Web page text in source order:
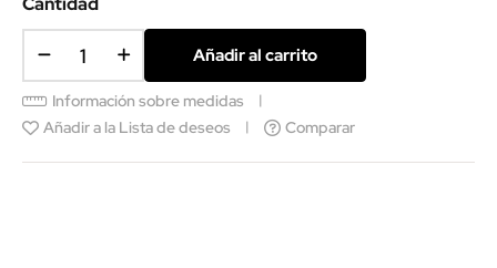
Añadir al carrito
Información sobre medidas
Añadir a la Lista de deseos
Comparar